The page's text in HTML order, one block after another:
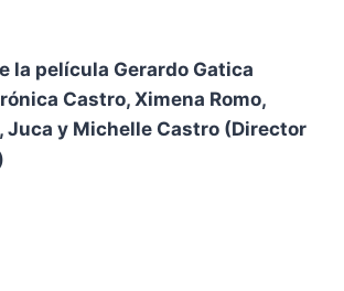
la película Gerardo Gatica
Castro, Ximena Romo,
Juca y Michelle Castro (Director